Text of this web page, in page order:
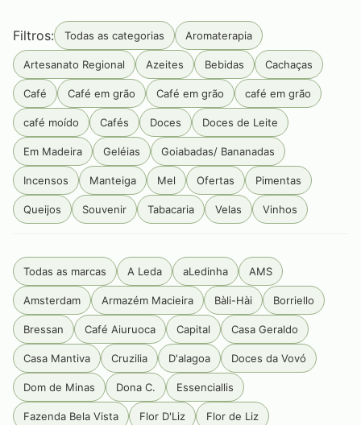
Filtros: Todas as categorias Aromaterapia
Artesanato Regional Azeites Bebidas Cachaças
Café Café em grão Café em grão café em grão
café moído Cafés Doces Doces de Leite
Em Madeira Geléias Goiabadas/ Bananadas
Incensos Manteiga Mel Ofertas Pimentas
Queijos Souvenir Tabacaria Velas Vinhos
Todas as marcas A Leda aLedinha AMS
Amsterdam Armazém Macieira Bàli-Hài Borriello
Bressan Café Aiuruoca Capital Casa Geraldo
Casa Mantiva Cruzilia D'alagoa Doces da Vovó
Dom de Minas Dona C. Essenciallis
Fazenda Bela Vista Flor D'Liz Flor de Liz